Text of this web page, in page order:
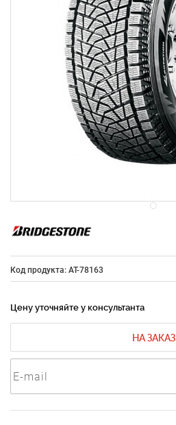
Код продукта: AT-78163
Цену уточняйте у консультанта
НА ЗАКАЗ